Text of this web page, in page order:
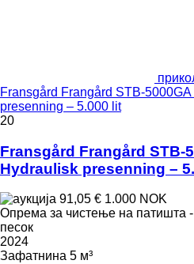
Fransgård Frangård STB-
presenning – 5.000 lit
20
Fransgård Frangård STB-
Hydraulisk presenning –
91,05 € 1.000 NOK
Опрема за чистење на патишта -
песок
2024
Зафатнина 5 м³